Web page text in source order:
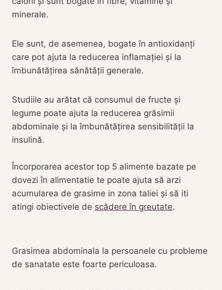
minerale.
Ele sunt, de asemenea, bogate în antioxidanți
care pot ajuta la reducerea inflamației și la
îmbunătățirea sănătății generale.
Studiile au arătat că consumul de fructe și
legume poate ajuta la reducerea grăsimii
abdominale și la îmbunătățirea sensibilității la
insulină.
Încorporarea acestor top 5 alimente bazate pe
dovezi în alimentatie te poate ajuta să arzi
acumularea de grasime in zona taliei și să iti
atingi obiectivele de scădere în greutate.
Grasimea abdominala la persoanele cu probleme
de sanatate este foarte periculoasa.